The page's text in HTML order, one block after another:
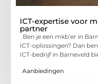
ICT-expertise voor
partner
Ben je een mkb’er in
ICT-oplossingen? Dan
ICT-bedrijf in Barneveld
Aanbiedingen